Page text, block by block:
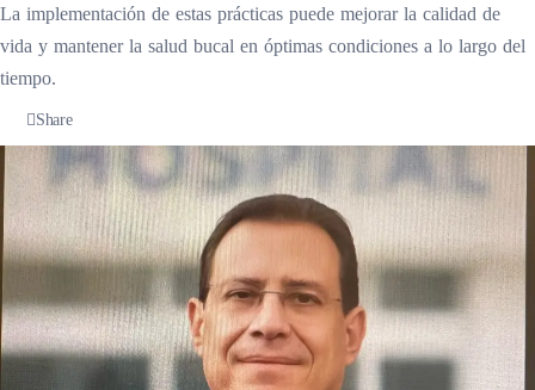
La implementación de estas prácticas puede mejorar la calidad de
vida y mantener la salud bucal en óptimas condiciones a lo largo del
tiempo.
Share